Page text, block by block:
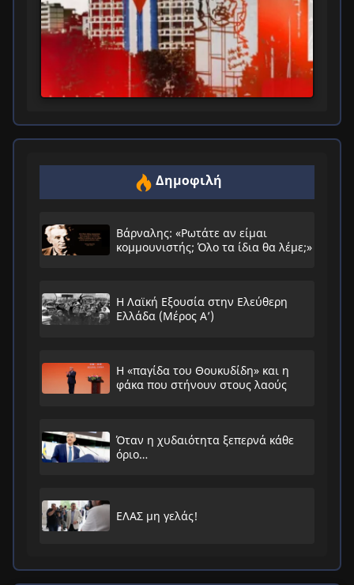
Δημοφιλή
Βάρναλης: «Ρωτάτε αν είμαι
κομμουνιστής; Όλο τα ίδια θα λέμε;»
Η Λαϊκή Εξουσία στην Ελεύθερη
Ελλάδα (Μέρος Α’)
Η «παγίδα του Θουκυδίδη» και η
φάκα που στήνουν στους λαούς
Όταν η χυδαιότητα ξεπερνά κάθε
όριο…
ΕΛΑΣ μη γελάς!